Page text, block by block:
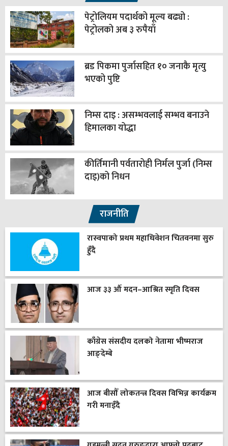
पेट्रोलियम पदार्थको मूल्य बढ्यो :
पेट्रोलको अब ३ रुपैयाँ
ब्रड पिकमा पुर्जासहित १० जनाकै मृत्यु
भएको पुष्टि
निम्स दाइ : असम्भवलाई सम्भव बनाउने
हिमालका योद्धा
कीर्तिमानी पर्वतारोही निर्मल पुर्जा (निम्स
दाइ)को निधन
राजनीति
रास्वपाको प्रथम महाधिवेशन चितवनमा सुरु
हुँदै
आज ३३ औँ मदन–आश्रित स्मृति दिवस
काँग्रेस संसदीय दलको नेतामा भीष्मराज
आङ्देम्बे
आज बीसौँ लोकतन्त्र दिवस विभिन्न कार्यक्रम
गरी मनाइँदै